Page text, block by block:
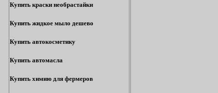
Купить краски необрастайки
Купить жидкое мыло дешево
Купить автокосметику
Купить автомасла
Купить химию для фермеров